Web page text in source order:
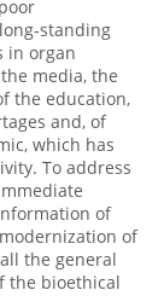
standing
in organ
media, the
the education,
and, of
which has
To address
of
of
the general
the bioethical